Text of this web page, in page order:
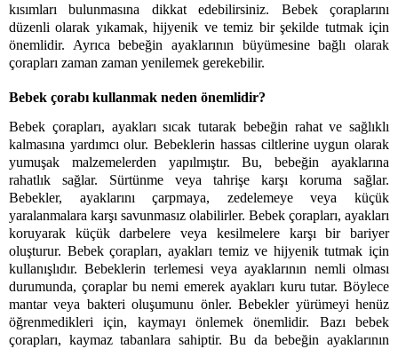
kısımları bulunmasına dikkat edebilirsiniz. Bebek çoraplarını
düzenli olarak yıkamak, hijyenik ve temiz bir şekilde tutmak için
önemlidir. Ayrıca bebeğin ayaklarının büyümesine bağlı olarak
çorapları zaman zaman yenilemek gerekebilir.
Bebek çorabı kullanmak neden önemlidir?
Bebek çorapları, ayakları sıcak tutarak bebeğin rahat ve sağlıklı
kalmasına yardımcı olur. Bebeklerin hassas ciltlerine uygun olarak
yumuşak malzemelerden yapılmıştır. Bu, bebeğin ayaklarına
rahatlık sağlar. Sürtünme veya tahrişe karşı koruma sağlar.
Bebekler, ayaklarını çarpmaya, zedelemeye veya küçük
yaralanmalara karşı savunmasız olabilirler. Bebek çorapları, ayakları
koruyarak küçük darbelere veya kesilmelere karşı bir bariyer
oluşturur. Bebek çorapları, ayakları temiz ve hijyenik tutmak için
kullanışlıdır. Bebeklerin terlemesi veya ayaklarının nemli olması
durumunda, çoraplar bu nemi emerek ayakları kuru tutar. Böylece
mantar veya bakteri oluşumunu önler. Bebekler yürümeyi henüz
öğrenmedikleri için, kaymayı önlemek önemlidir. Bazı bebek
çorapları, kaymaz tabanlara sahiptir. Bu da bebeğin ayaklarının